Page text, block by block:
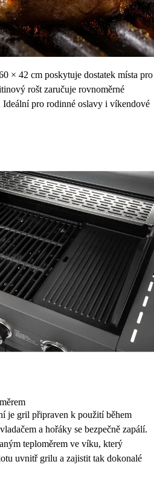
× 42 cm poskytuje dostatek místa pro
rošt zaručuje rovnoměrné
pro rodinné oslavy i víkendové
je gril připraven k použití během
a hořáky se bezpečně zapálí.
teploměrem ve víku, který
uvnitř grilu a zajistit tak dokonalé